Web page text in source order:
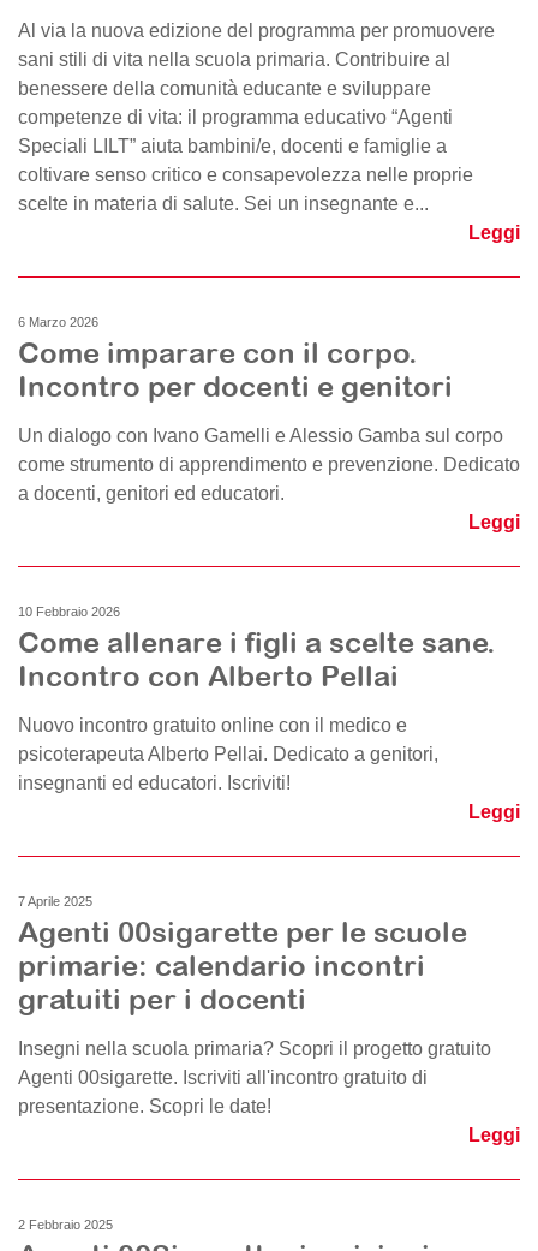
Al via la nuova edizione del programma per promuovere
sani stili di vita nella scuola primaria. Contribuire al
benessere della comunità educante e sviluppare
competenze di vita: il programma educativo “Agenti
Speciali LILT” aiuta bambini/e, docenti e famiglie a
coltivare senso critico e consapevolezza nelle proprie
scelte in materia di salute. Sei un insegnante e...
Leggi
6 Marzo 2026
Come imparare con il corpo.
Incontro per docenti e genitori
Un dialogo con Ivano Gamelli e Alessio Gamba sul corpo
come strumento di apprendimento e prevenzione. Dedicato
a docenti, genitori ed educatori.
Leggi
10 Febbraio 2026
Come allenare i figli a scelte sane.
Incontro con Alberto Pellai
Nuovo incontro gratuito online con il medico e
psicoterapeuta Alberto Pellai. Dedicato a genitori,
insegnanti ed educatori. Iscriviti!
Leggi
7 Aprile 2025
Agenti 00sigarette per le scuole
primarie: calendario incontri
gratuiti per i docenti
Insegni nella scuola primaria? Scopri il progetto gratuito
Agenti 00sigarette. Iscriviti all'incontro gratuito di
presentazione. Scopri le date!
Leggi
2 Febbraio 2025